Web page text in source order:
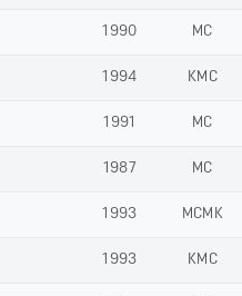
1990 МС
1994 КМС
1991 МС
1987 МС
1993 МСМК
1993 КМС